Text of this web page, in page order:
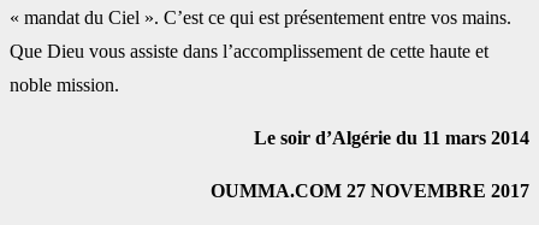
« mandat du Ciel ». C’est ce qui est présentement entre vos mains.
Que Dieu vous assiste dans l’accomplissement de cette haute et
noble mission.
Le soir d’Algérie du 11 mars 2014
OUMMA.COM 27 NOVEMBRE 2017